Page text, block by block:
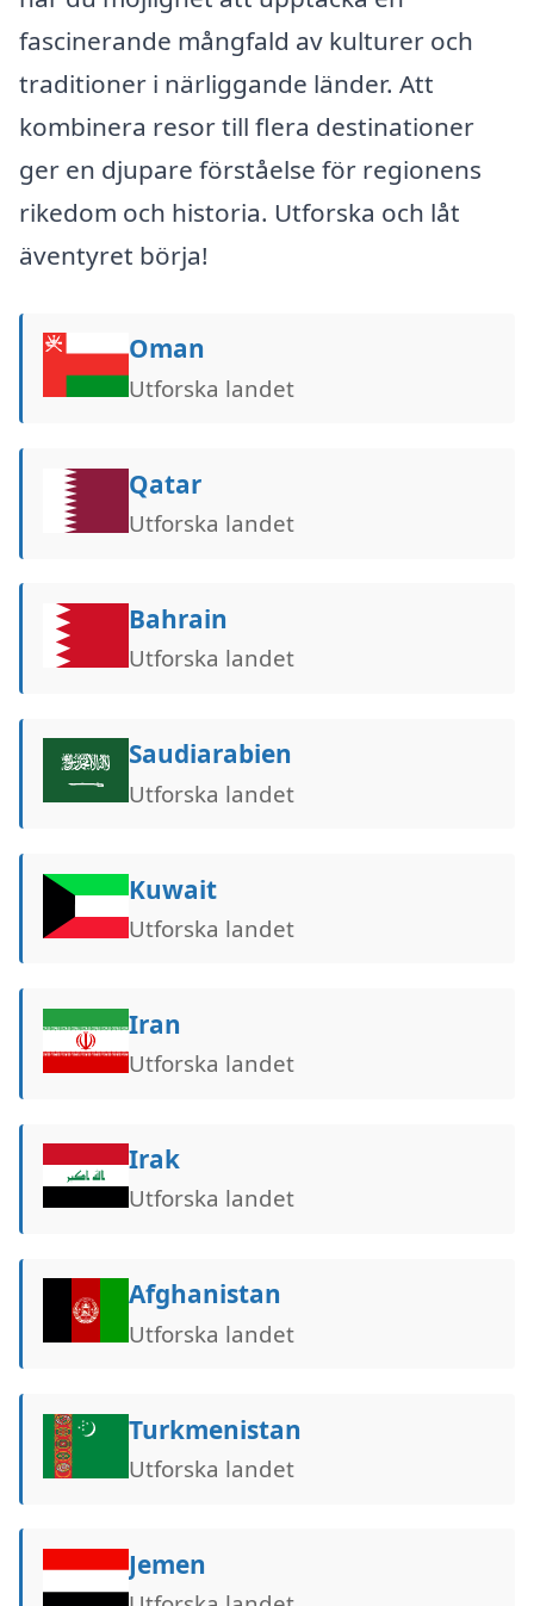
fascinerande mångfald av kulturer och
traditioner i närliggande länder. Att
kombinera resor till flera destinationer
ger en djupare förståelse för regionens
rikedom och historia. Utforska och låt
äventyret börja!
Oman
Utforska landet
Qatar
Utforska landet
Bahrain
Utforska landet
Saudiarabien
Utforska landet
Kuwait
Utforska landet
Iran
Utforska landet
Irak
Utforska landet
Afghanistan
Utforska landet
Turkmenistan
Utforska landet
Jemen